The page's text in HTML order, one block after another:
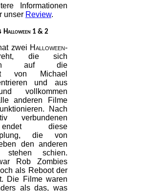
Informationen
unser Review.
Halloween 1 & 2
zwei Halloween-
die sich
auf die
von Michael
und aus
vollkommen
anderen Filme
Nach
verbundenen
diese
die von
den anderen
schien.
Rob Zombies
als Reboot der
Die Filme waren
als das, was